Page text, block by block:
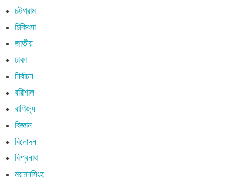
চট্টগ্রাম
চিকিৎসা
জাতীয়
ঢাকা
নির্বাচন
বরিশাল
বাণিজ্য
বিজ্ঞান
বিনোদন
বিশ্বনাথ
ময়মনসিংহ